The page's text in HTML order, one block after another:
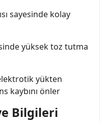
sayesinde kolay
yüksek toz tutma
yükten
kaybını önler
Bilgileri